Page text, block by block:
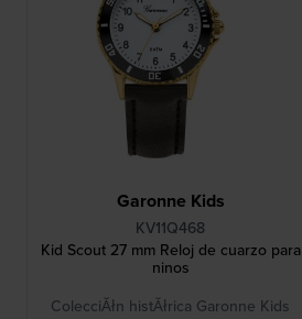
Garonne Kids
KV11Q468
Kid Scout 27 mm Reloj de cuarzo para
ninos
ColecciĂłn histĂłrica Garonne Kids